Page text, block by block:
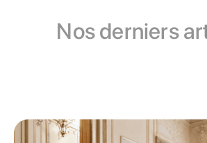
Nos derniers